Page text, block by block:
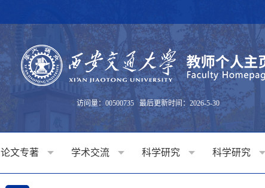
访问量：00500735 最后更新时间： 2026-5-30
论文专著 学术交流 科学研究 科学研究